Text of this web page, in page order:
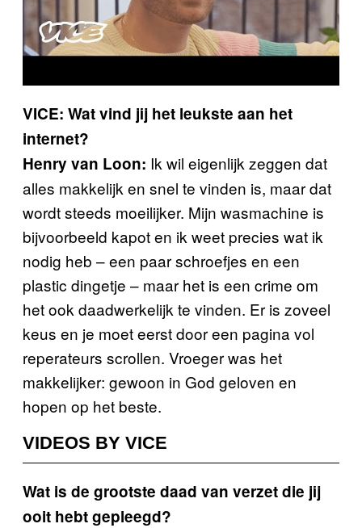
VICE: Wat vind jij het leukste aan het
internet?
Henry van Loon: Ik wil eigenlijk zeggen dat
alles makkelijk en snel te vinden is, maar dat
wordt steeds moeilijker. Mijn wasmachine is
bijvoorbeeld kapot en ik weet precies wat ik
nodig heb – een paar schroefjes en een
plastic dingetje – maar het is een crime om
het ook daadwerkelijk te vinden. Er is zoveel
keus en je moet eerst door een pagina vol
reperateurs scrollen. Vroeger was het
makkelijker: gewoon in God geloven en
hopen op het beste.
VIDEOS BY VICE
Wat is de grootste daad van verzet die jij
ooit hebt gepleegd?